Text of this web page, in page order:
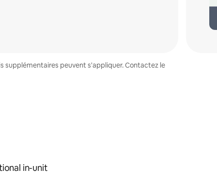
supplémentaires peuvent s'appliquer. Contactez le
in-unit